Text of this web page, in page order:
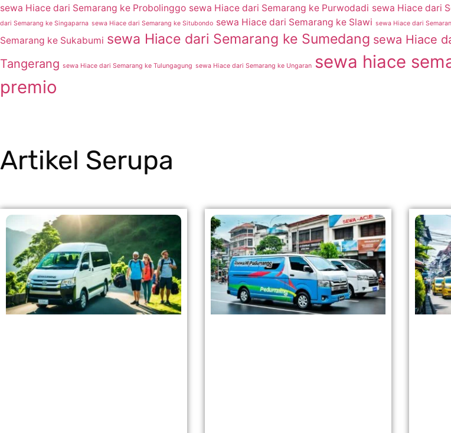
sewa Hiace dari Semarang ke Probolinggo sewa Hiace dari Semarang ke Purwodadi sewa Hiace dari
dari Semarang ke Singaparna sewa Hiace dari Semarang ke Situbondo sewa Hiace dari Semarang ke Slawi sewa Hiace dari
Semarang ke Sukabumi sewa Hiace dari Semarang ke Sumedang sewa Hiace
Tangerang sewa Hiace dari Semarang ke Tulungagung sewa Hiace dari Semarang ke Ungaran sewa hiace
premio
Artikel Serupa